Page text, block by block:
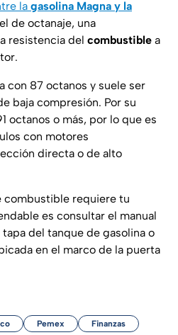
la gasolina Magna y la
de octanaje, una
resistencia del combustible a
con 87 octanos y suele ser
baja compresión. Por su
octanos o más, por lo que es
con motores
directa o de alto
combustible requiere tu
es consultar el manual
del tanque de gasolina o
en el marco de la puerta
Pemex
Finanzas